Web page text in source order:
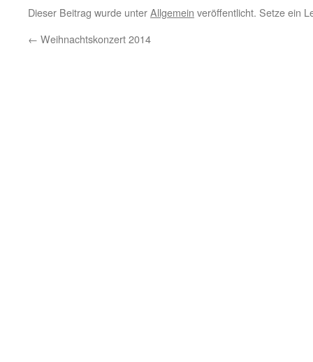
Dieser Beitrag wurde unterAllgemein veröffentlicht. Setze ein
← Weihnachtskonzert 2014